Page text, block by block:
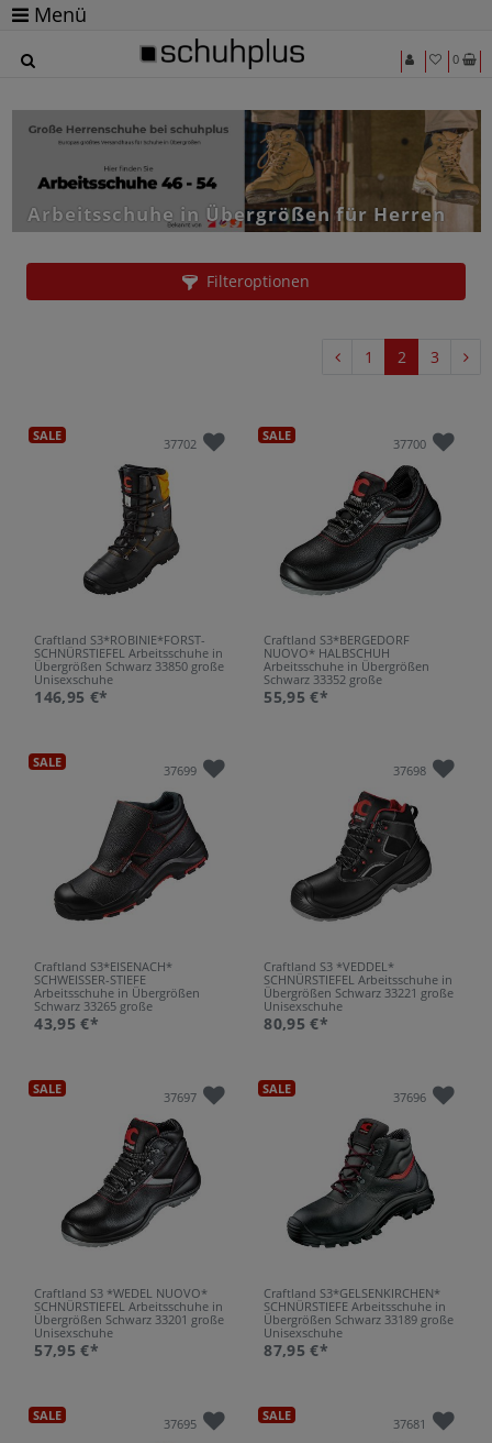
Menü
0
Arbeitsschuhe in Übergrößen für Herren
Filteroptionen
1 2 3
SALE 37702
Craftland S3*ROBINIE*FORST-
SCHNÜRSTIEFEL Arbeitsschuhe in
Übergrößen Schwarz 33850 große
Unisexschuhe
146,95 €*
SALE 37700
Craftland S3*BERGEDORF
NUOVO* HALBSCHUH
Arbeitsschuhe in Übergrößen
Schwarz 33352 große
Unisexschuhe
55,95 €*
SALE 37699
Craftland S3*EISENACH*
SCHWEISSER-STIEFE
Arbeitsschuhe in Übergrößen
Schwarz 33265 große
Unisexschuhe
43,95 €*
37698
Craftland S3 *VEDDEL*
SCHNÜRSTIEFEL Arbeitsschuhe in
Übergrößen Schwarz 33221 große
Unisexschuhe
80,95 €*
SALE 37697
Craftland S3 *WEDEL NUOVO*
SCHNÜRSTIEFEL Arbeitsschuhe in
Übergrößen Schwarz 33201 große
Unisexschuhe
57,95 €*
SALE 37696
Craftland S3*GELSENKIRCHEN*
SCHNÜRSTIEFE Arbeitsschuhe in
Übergrößen Schwarz 33189 große
Unisexschuhe
87,95 €*
SALE 37695 SALE 37681